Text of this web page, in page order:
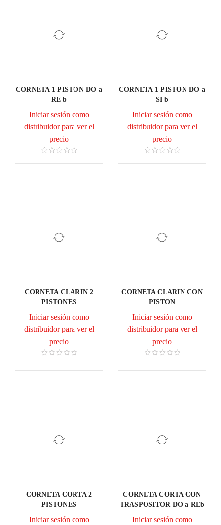
CORNETA 1 PISTON DO a
RE b
Iniciar sesión como
distribuidor para ver el
precio
CORNETA 1 PISTON DO a
SI b
Iniciar sesión como
distribuidor para ver el
precio
CORNETA CLARIN 2
PISTONES
Iniciar sesión como
distribuidor para ver el
precio
CORNETA CLARIN CON
PISTON
Iniciar sesión como
distribuidor para ver el
precio
CORNETA CORTA 2
PISTONES
Iniciar sesión como
CORNETA CORTA CON
TRASPOSITOR DO a REb
Iniciar sesión como